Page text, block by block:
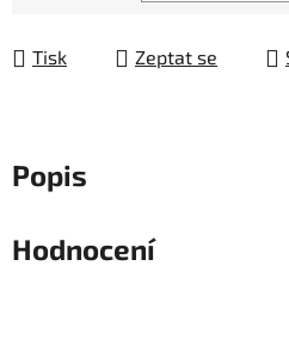
Tisk Zeptat se
Popis
Hodnocení